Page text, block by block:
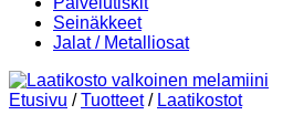
Seinäkkeet
Jalat / Metalliosat
Etusivu / Tuotteet / Laatikostot